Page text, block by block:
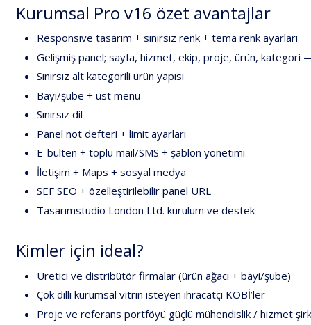
Kurumsal Pro v16 özet avantajlar
Responsive tasarım + sınırsız renk + tema renk ayarları
Gelişmiş panel; sayfa, hizmet, ekip, proje, ürün, kategori
Sınırsız alt kategorili ürün yapısı
Bayi/şube + üst menü
Sınırsız dil
Panel not defteri + limit ayarları
E-bülten + toplu mail/SMS + şablon yönetimi
İletişim + Maps + sosyal medya
SEF SEO + özelleştirilebilir panel URL
Tasarımstudio London Ltd. kurulum ve destek
Kimler için ideal?
Üretici ve distribütör firmalar (ürün ağacı + bayi/şube)
Çok dilli kurumsal vitrin isteyen ihracatçı KOBİ’ler
Proje ve referans portföyü güçlü mühendislik / hizmet